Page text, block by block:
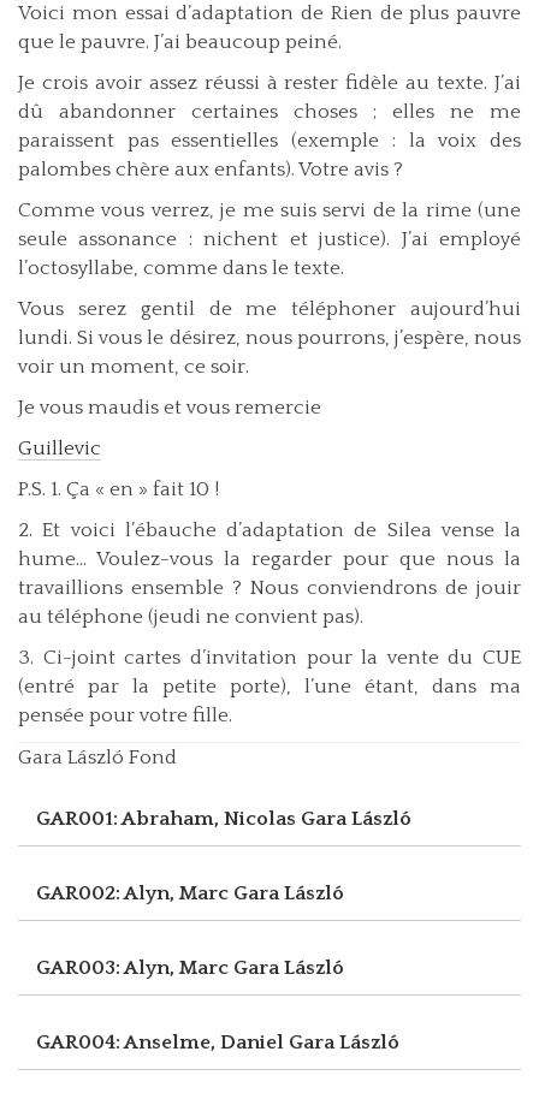
Voici mon essai d’adaptation de Rien de plus pauvre
que le pauvre. J’ai beaucoup peiné.
Je crois avoir assez réussi à rester fidèle au texte. J’ai
dû abandonner certaines choses ; elles ne me
paraissent pas essentielles (exemple : la voix des
palombes chère aux enfants). Votre avis ?
Comme vous verrez, je me suis servi de la rime (une
seule assonance : nichent et justice). J’ai employé
l’octosyllabe, comme dans le texte.
Vous serez gentil de me téléphoner aujourd’hui
lundi. Si vous le désirez, nous pourrons, j’espère, nous
voir un moment, ce soir.
Je vous maudis et vous remercie
Guillevic
P.S. 1. Ça « en » fait 10 !
2. Et voici l’ébauche d’adaptation de Silea vense la
hume... Voulez-vous la regarder pour que nous la
travaillions ensemble ? Nous conviendrons de jouir
au téléphone (jeudi ne convient pas).
3. Ci-joint cartes d’invitation pour la vente du CUE
(entré par la petite porte), l’une étant, dans ma
pensée pour votre fille.
Gara László Fond
GAR001: Abraham, Nicolas Gara László
GAR002: Alyn, Marc Gara László
GAR003: Alyn, Marc Gara László
GAR004: Anselme, Daniel Gara László